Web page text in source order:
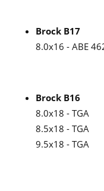
Brock B17
8.0x16 - ABE
Brock B16
8.0x18 - TGA
8.5x18 - TGA
9.5x18 - TGA